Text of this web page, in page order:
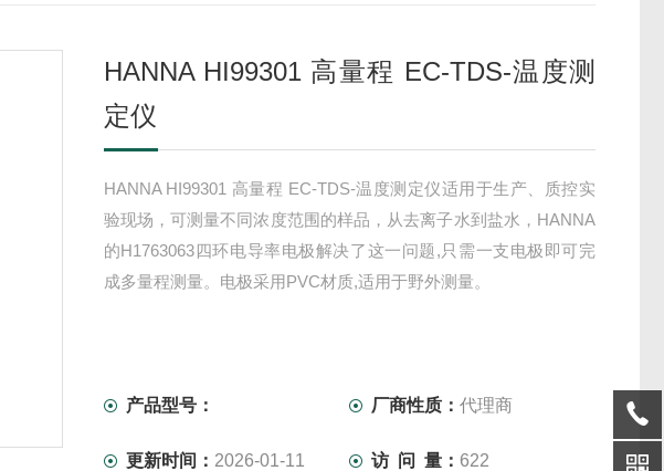
HANNA HI99301 高量程 EC-TDS-温度测
定仪
HANNA HI99301 高量程 EC-TDS-温度测定仪适用于生产、质控实
验现场，可测量不同浓度范围的样品，从去离子水到盐水，HANNA
的H1763063四环电导率电极解决了这一问题,只需一支电极即可完
成多量程测量。电极采用PVC材质,适用于野外测量。
产品型号： 厂商性质：代理商
更新时间： 2026-01-11 访 问 量： 622